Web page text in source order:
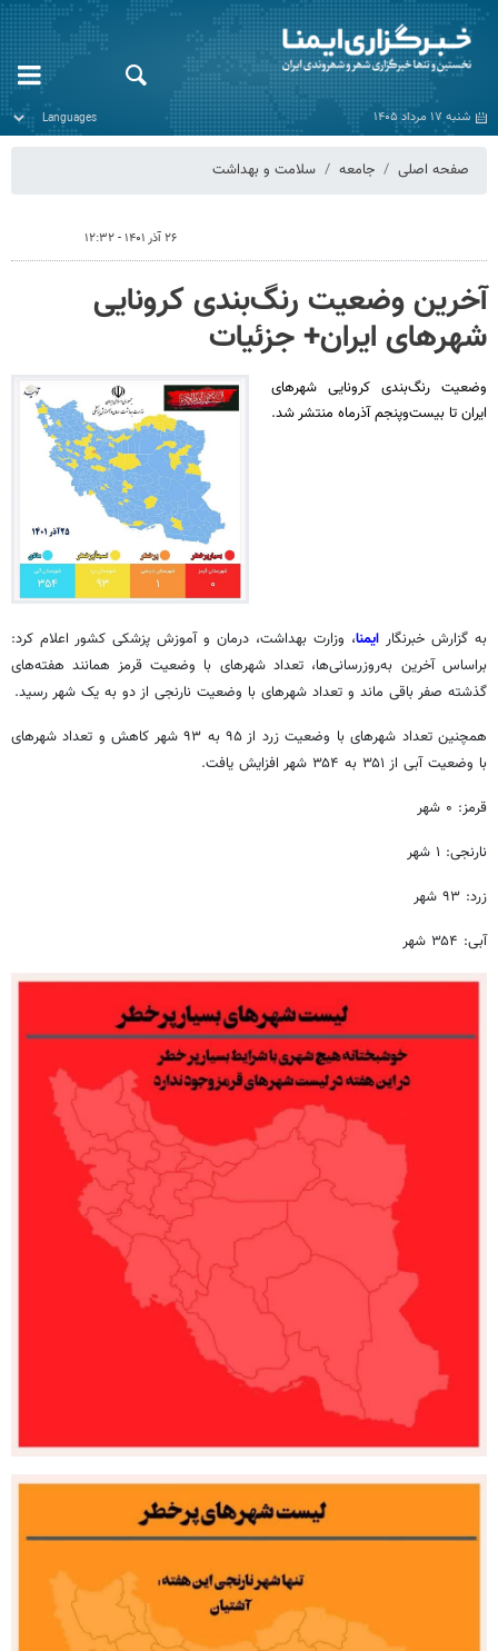
شنبه ۱۷ مرداد ۱۴۰۵
صفحه اصلی جامعه سلامت و بهداشت
۲۶ آذر ۱۴۰۱ - ۱۲:۳۲
آخرین وضعیت رنگ‌بندی کرونایی
شهرهای ایران+ جزئیات
وضعیت رنگ‌بندی کرونایی شهرهای
ایران تا بیست‌وپنجم آذرماه منتشر شد.
به گزارش خبرنگار ایمنا، وزارت بهداشت، درمان و آموزش پزشکی کشور اعلام کرد:
براساس آخرین به‌روزرسانی‌ها، تعداد شهرهای با وضعیت قرمز همانند هفته‌های
گذشته صفر باقی ماند و تعداد شهرهای با وضعیت نارنجی از دو به یک شهر رسید.
همچنین تعداد شهرهای با وضعیت زرد از ۹۵ به ۹۳ شهر کاهش و تعداد شهرهای
با وضعیت آبی از ۳۵۱ به ۳۵۴ شهر افزایش یافت.
قرمز: ۰ شهر
نارنجی: ۱ شهر
زرد: ۹۳ شهر
آبی: ۳۵۴ شهر